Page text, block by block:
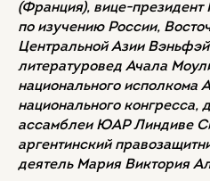
(Франция), вице-президент
по изучению России,
Центральной Азии
литературовед Ачала
национального исполкома
национального конгресса,
ассамблеи ЮАР Линдиве
аргентинский
деятель Мария Виктория